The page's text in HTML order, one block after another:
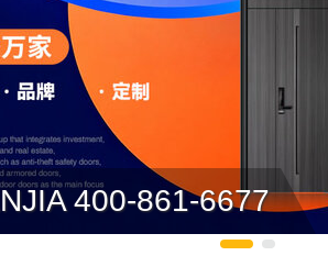
400-861-6677